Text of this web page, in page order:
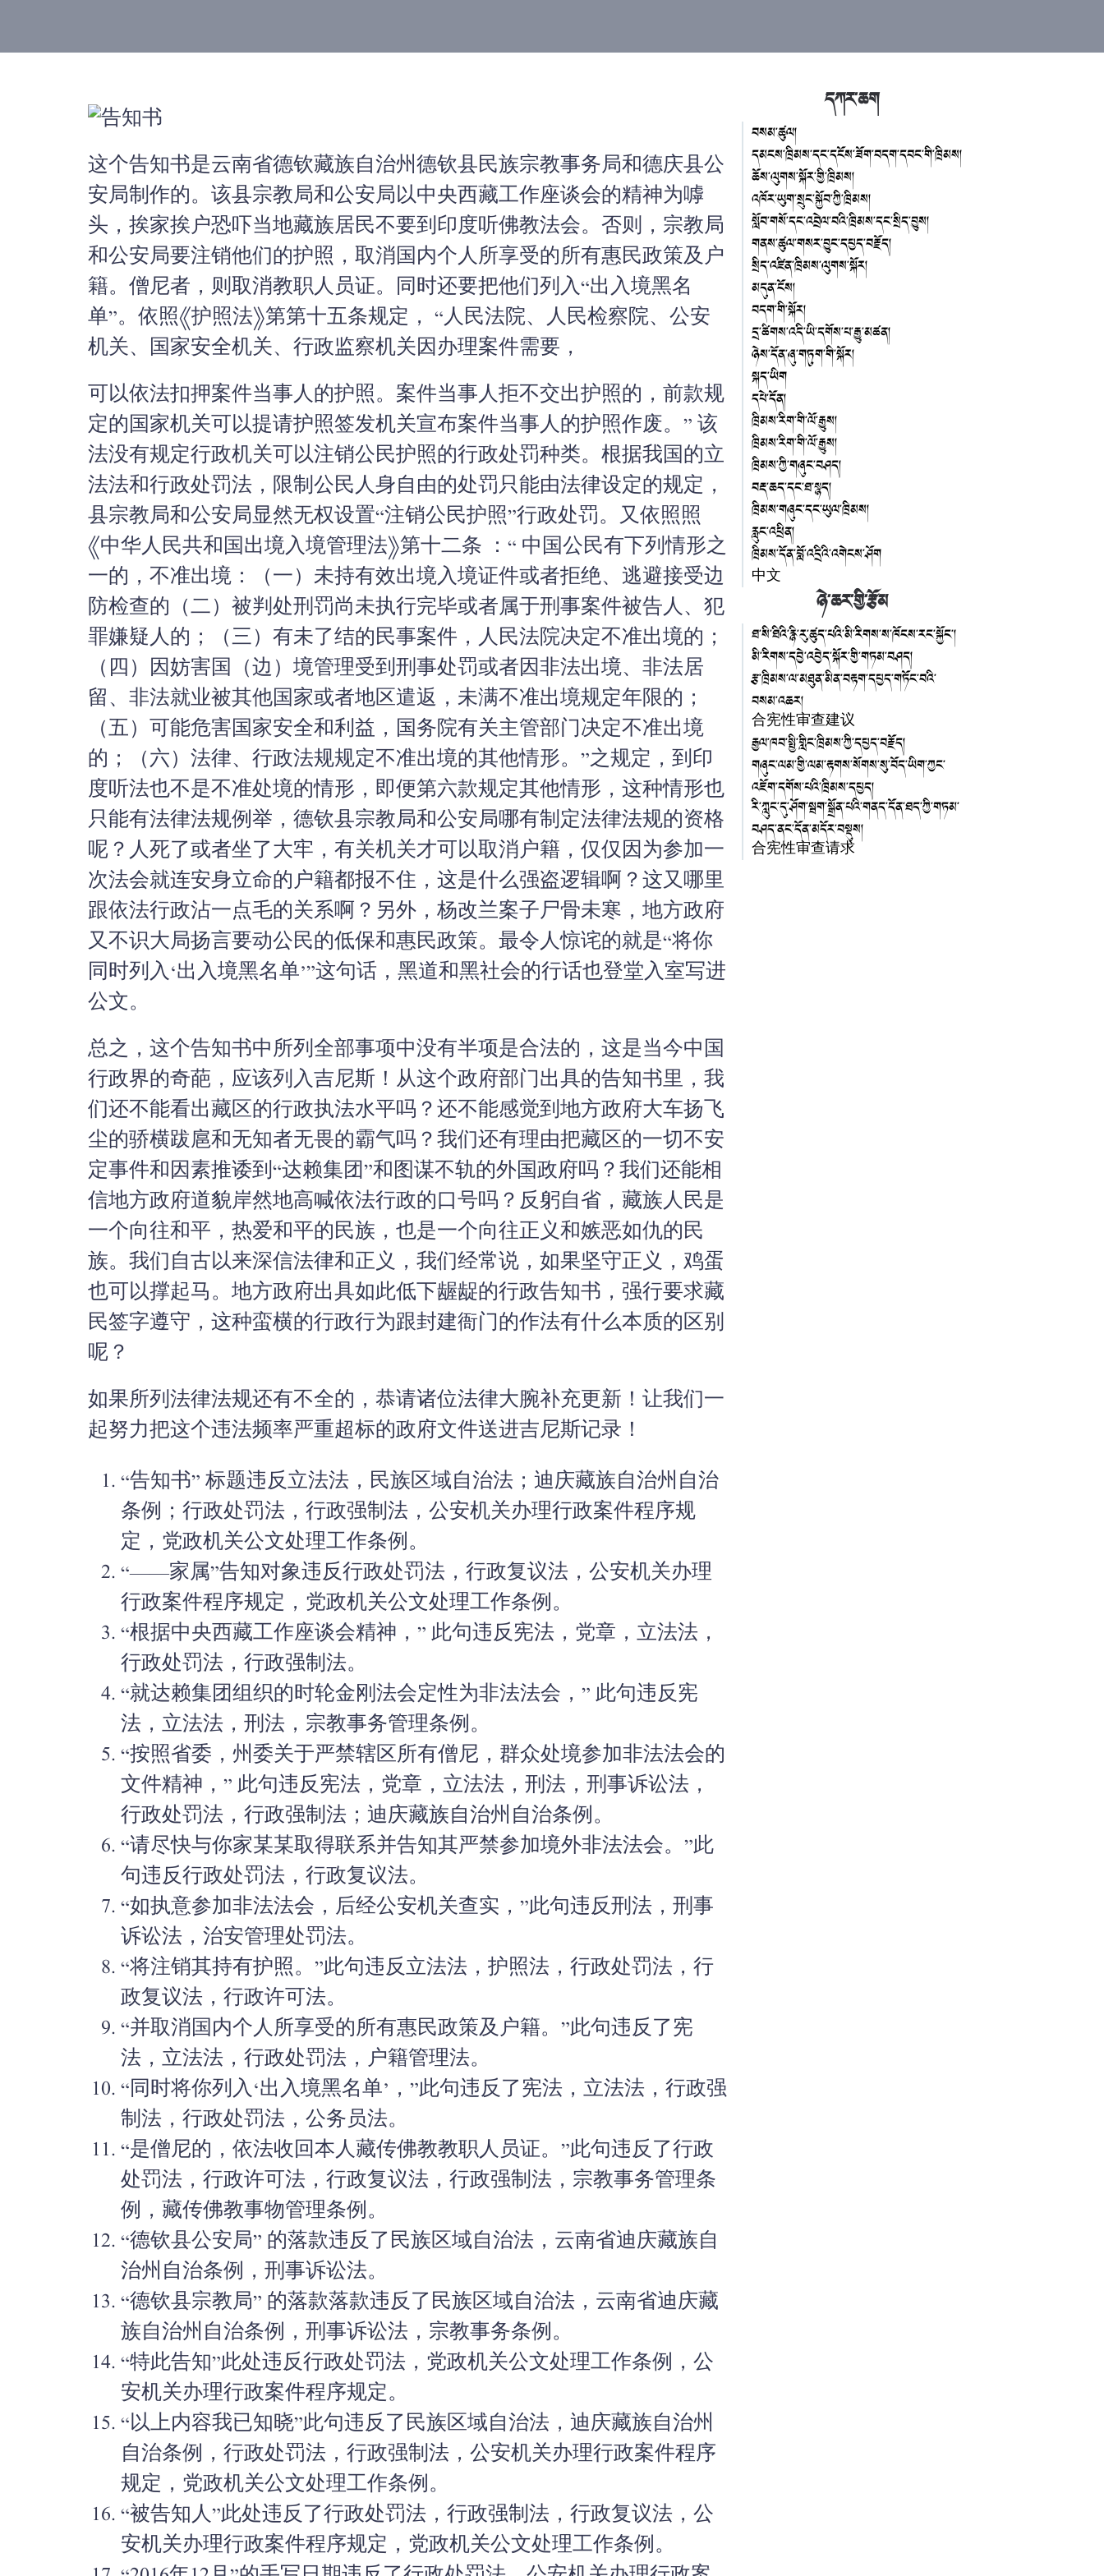
这个告知书是云南省德钦藏族自治州德钦县民族宗教事务局和德庆县公
安局制作的。该县宗教局和公安局以中央西藏工作座谈会的精神为嘑
头，挨家挨户恐吓当地藏族居民不要到印度听佛教法会。否则，宗教局
和公安局要注销他们的护照，取消国内个人所享受的所有惠民政策及户
籍。僧尼者，则取消教职人员证。同时还要把他们列入“出入境黑名
单”。依照《护照法》第第十五条规定， “人民法院、人民检察院、公安
机关、国家安全机关、行政监察机关因办理案件需要，
可以依法扣押案件当事人的护照。案件当事人拒不交出护照的，前款规
定的国家机关可以提请护照签发机关宣布案件当事人的护照作废。” 该
法没有规定行政机关可以注销公民护照的行政处罚种类。根据我国的立
法法和行政处罚法，限制公民人身自由的处罚只能由法律设定的规定，
县宗教局和公安局显然无权设置“注销公民护照”行政处罚。又依照照
《中华人民共和国出境入境管理法》第十二条 ：“ 中国公民有下列情形之
一的，不准出境：（一）未持有效出境入境证件或者拒绝、逃避接受边
防检查的（二）被判处刑罚尚未执行完毕或者属于刑事案件被告人、犯
罪嫌疑人的；（三）有未了结的民事案件，人民法院决定不准出境的；
（四）因妨害国（边）境管理受到刑事处罚或者因非法出境、非法居
留、非法就业被其他国家或者地区遣返，未满不准出境规定年限的；
（五）可能危害国家安全和利益，国务院有关主管部门决定不准出境
的；（六）法律、行政法规规定不准出境的其他情形。”之规定，到印
度听法也不是不准处境的情形，即便第六款规定其他情形，这种情形也
只能有法律法规例举，德钦县宗教局和公安局哪有制定法律法规的资格
呢？人死了或者坐了大牢，有关机关才可以取消户籍，仅仅因为参加一
次法会就连安身立命的户籍都报不住，这是什么强盗逻辑啊？这又哪里
跟依法行政沾一点毛的关系啊？另外，杨改兰案子尸骨未寒，地方政府
又不识大局扬言要动公民的低保和惠民政策。最令人惊诧的就是“将你
同时列入‘出入境黑名单’”这句话，黑道和黑社会的行话也登堂入室写进
公文。
总之，这个告知书中所列全部事项中没有半项是合法的，这是当今中国
行政界的奇葩，应该列入吉尼斯！从这个政府部门出具的告知书里，我
们还不能看出藏区的行政执法水平吗？还不能感觉到地方政府大车扬飞
尘的骄横跋扈和无知者无畏的霸气吗？我们还有理由把藏区的一切不安
定事件和因素推诿到“达赖集团”和图谋不轨的外国政府吗？我们还能相
信地方政府道貌岸然地高喊依法行政的口号吗？反躬自省，藏族人民是
一个向往和平，热爱和平的民族，也是一个向往正义和嫉恶如仇的民
族。我们自古以来深信法律和正义，我们经常说，如果坚守正义，鸡蛋
也可以撑起马。地方政府出具如此低下龌龊的行政告知书，强行要求藏
民签字遵守，这种蛮横的行政行为跟封建衙门的作法有什么本质的区别
呢？
如果所列法律法规还有不全的，恭请诸位法律大腕补充更新！让我们一
起努力把这个违法频率严重超标的政府文件送进吉尼斯记录！
“告知书” 标题违反立法法，民族区域自治法；迪庆藏族自治州自治
条例；行政处罚法，行政强制法，公安机关办理行政案件程序规
定，党政机关公文处理工作条例。
“——家属”告知对象违反行政处罚法，行政复议法，公安机关办理
行政案件程序规定，党政机关公文处理工作条例。
“根据中央西藏工作座谈会精神，” 此句违反宪法，党章，立法法，
行政处罚法，行政强制法。
“就达赖集团组织的时轮金刚法会定性为非法法会，” 此句违反宪
法，立法法，刑法，宗教事务管理条例。
“按照省委，州委关于严禁辖区所有僧尼，群众处境参加非法法会的
文件精神，” 此句违反宪法，党章，立法法，刑法，刑事诉讼法，
行政处罚法，行政强制法；迪庆藏族自治州自治条例。
“请尽快与你家某某取得联系并告知其严禁参加境外非法法会。”此
句违反行政处罚法，行政复议法。
“如执意参加非法法会，后经公安机关查实，”此句违反刑法，刑事
诉讼法，治安管理处罚法。
“将注销其持有护照。”此句违反立法法，护照法，行政处罚法，行
政复议法，行政许可法。
“并取消国内个人所享受的所有惠民政策及户籍。”此句违反了宪
法，立法法，行政处罚法，户籍管理法。
“同时将你列入‘出入境黑名单’，”此句违反了宪法，立法法，行政强
制法，行政处罚法，公务员法。
“是僧尼的，依法收回本人藏传佛教教职人员证。”此句违反了行政
处罚法，行政许可法，行政复议法，行政强制法，宗教事务管理条
例，藏传佛教事物管理条例。
“德钦县公安局” 的落款违反了民族区域自治法，云南省迪庆藏族自
治州自治条例，刑事诉讼法。
“德钦县宗教局” 的落款落款违反了民族区域自治法，云南省迪庆藏
族自治州自治条例，刑事诉讼法，宗教事务条例。
“特此告知”此处违反行政处罚法，党政机关公文处理工作条例，公
安机关办理行政案件程序规定。
“以上内容我已知晓”此句违反了民族区域自治法，迪庆藏族自治州
自治条例，行政处罚法，行政强制法，公安机关办理行政案件程序
规定，党政机关公文处理工作条例。
“被告知人”此处违反了行政处罚法，行政强制法，行政复议法，公
安机关办理行政案件程序规定，党政机关公文处理工作条例。
དཀར་ཆག
བསམ་ཚུལ།
དམངས་ཁྲིམས་དང་དངོས་ཟོག་བདག་དབང་གི་ཁྲིམས།
ཆོས་ལུགས་སྐོར་གྱི་ཁྲིམས།
འཁོར་ཡུག་སྲུང་སྐྱོབ་ཀྱི་ཁྲིམས།
སློབ་གསོ་དང་འབྲེལ་བའི་ཁྲིམས་དང་སྲིད་བྱུས།
གནས་ཚུལ་གསར་བྱུང་དཔྱད་བརྗོད།
སྲིད་འཛིན་ཁྲིམས་ལུགས་སྐོར།
མདུན་ངོས།
བདག་གི་སྐོར།
དྲ་ཚིགས་འདི་ཡི་དགོས་པ་རྒྱུ་མཚན།
ཉེས་དོན་ཞུ་གཏུག་གི་སྐོར།
སྐད་ཡིག
དཔེ་དོན།
ཁྲིམས་རིག་གི་ལོ་རྒྱུས།
ཁྲིམས་རིག་གི་ལོ་རྒྱུས།
ཁྲིམས་ཀྱི་གཞུང་བཤད།
བརྡ་ཆད་དང་ཐ་སྙད།
ཁྲིམས་གཞུང་དང་ཡུལ་ཁྲིམས།
རླུང་འཕྲིན།
ཁྲིམས་དོན་བློ་འདྲིའི་འགེངས་ཤོག
中文
ཉེ་ཆར་གྱི་རྩོམ
ཐ་སི་ཐིའི་རྙི་རུ་ཚུད་པའི་མི་རིགས་ས་ཁོངས་རང་སྐྱོང་།
མི་རིགས་དབྱེ་འབྱེད་སྐོར་གྱི་གཏམ་བཤད།
རྩ་ཁྲིམས་ལ་མཐུན་མིན་བརྟག་དཔྱད་གཏོང་བའི་
བསམ་འཆར།
合宪性审查建议
རྒྱལ་ཁབ་སྤྱི་གླིང་ཁྲིམས་ཀྱི་དཔྱད་བརྗོད།
གཞུང་ལམ་གྱི་ལམ་རྟགས་སོགས་སུ་བོད་ཡིག་ཀྱང་
འཇོག་དགོས་པའི་ཁྲིམས་དཔྱད།
རི་ཀླུང་དུ་ཤོག་སྦག་སྒྲོན་པའི་གནད་དོན་ཐད་ཀྱི་གཏམ་
བཤད་ནང་དོན་མདོར་བསྡུས།
合宪性审查请求